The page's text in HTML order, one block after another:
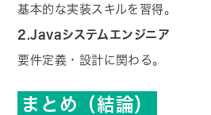
基本的な実装スキルを習得。
2.Javaシステムエンジニア
要件定義・設計に関わる。
まとめ（結論）